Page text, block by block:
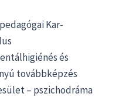
Kar-
és
továbbképzés
– pszichodráma